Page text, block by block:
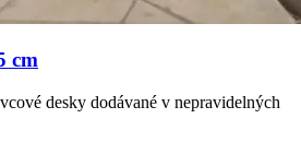
cm
desky dodávané v nepravidelných